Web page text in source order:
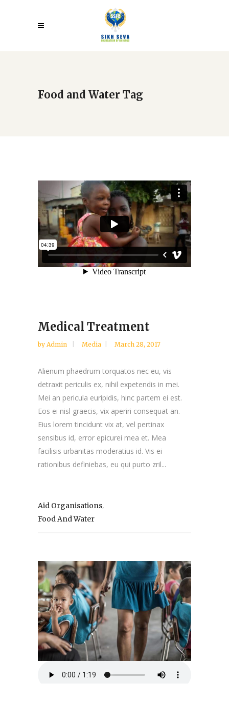
Food and Water Tag
Medical Treatment
by Admin Media March 28, 2017
Alienum phaedrum torquatos nec eu, vis
detraxit periculis ex, nihil expetendis in mei.
Mei an pericula euripidis, hinc partem ei est.
Eos ei nisl graecis, vix aperiri consequat an.
Eius lorem tincidunt vix at, vel pertinax
sensibus id, error epicurei mea et. Mea
facilisis urbanitas moderatius id. Vis ei
rationibus definiebas, eu qui purto zril...
Aid Organisations,
Food And Water